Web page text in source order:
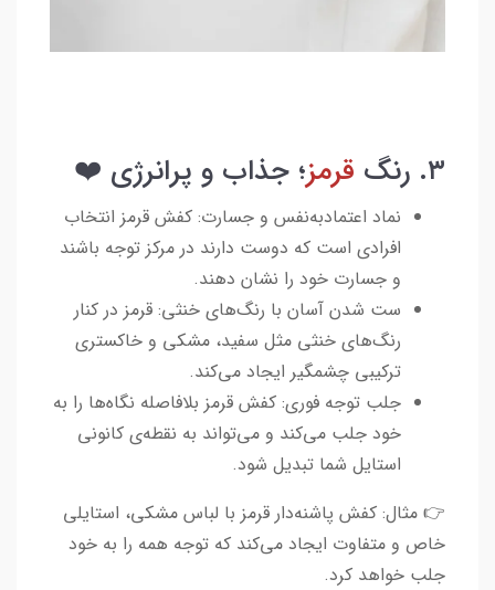
۳. رنگ قرمز؛ جذاب و پرانرژی ❤️
نماد اعتماد‌به‌نفس و جسارت: کفش قرمز انتخاب
افرادی است که دوست دارند در مرکز توجه باشند
و جسارت خود را نشان دهند.
ست شدن آسان با رنگ‌های خنثی: قرمز در کنار
رنگ‌های خنثی مثل سفید، مشکی و خاکستری
ترکیبی چشمگیر ایجاد می‌کند.
جلب توجه فوری: کفش قرمز بلافاصله نگاه‌ها را به
خود جلب می‌کند و می‌تواند به نقطه‌ی کانونی
استایل شما تبدیل شود.
👉 مثال: کفش پاشنه‌دار قرمز با لباس مشکی، استایلی
خاص و متفاوت ایجاد می‌کند که توجه همه را به خود
جلب خواهد کرد.